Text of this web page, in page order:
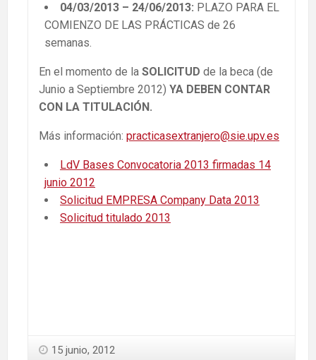
04/03/2013 – 24/06/2013: PLAZO PARA EL
COMIENZO DE LAS PRÁCTICAS de 26
semanas.
En el momento de la SOLICITUD de la beca (de
Junio a Septiembre 2012) YA DEBEN CONTAR
CON LA TITULACIÓN.
Más información: practicasextranjero@sie.upv.es
LdV Bases Convocatoria 2013 firmadas 14
junio 2012
Solicitud EMPRESA Company Data 2013
Solicitud titulado 2013
15 junio, 2012